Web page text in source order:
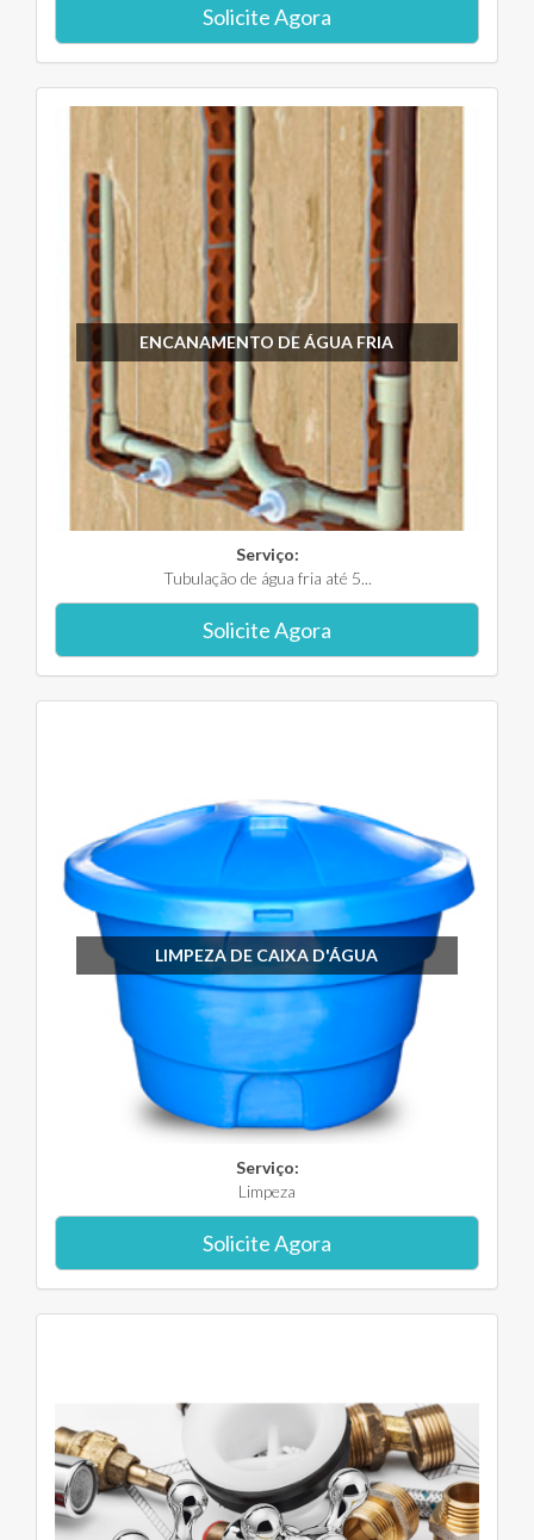
Solicite Agora
ENCANAMENTO DE ÁGUA FRIA
Serviço:
Tubulação de água fria até 5...
Solicite Agora
LIMPEZA DE CAIXA D'ÁGUA
Serviço:
Limpeza
Solicite Agora